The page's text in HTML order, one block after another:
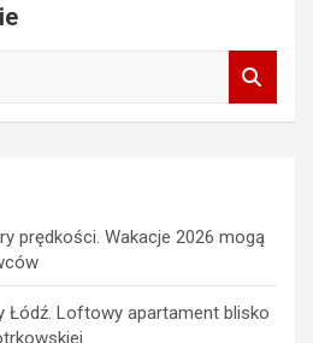
prędkości. Wakacje 2026 mogą
Łódź. Loftowy apartament blisko